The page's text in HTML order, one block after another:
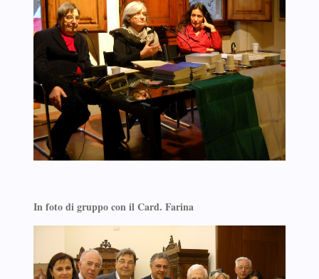
In foto di gruppo con il Card. Farina